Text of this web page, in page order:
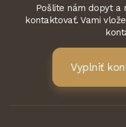
Pošlite nám dopyt a
kontaktovať. Vami
Vyplniť